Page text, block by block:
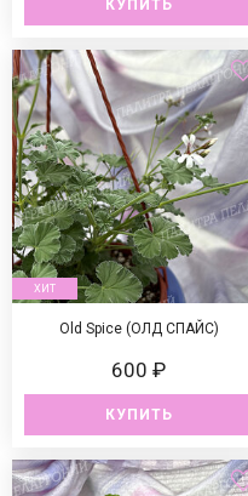
КУПИТЬ
ХИТ
Old Spice (ОЛД СПАЙС)
600 ₽
КУПИТЬ